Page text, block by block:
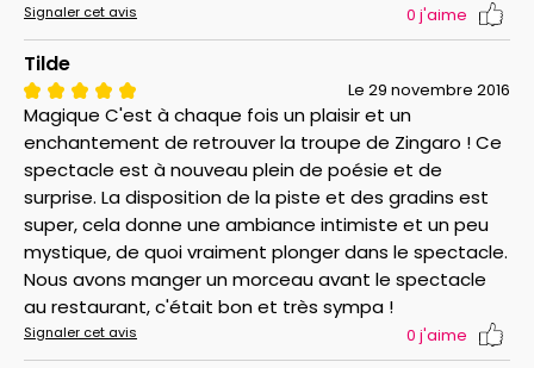
Signaler cet avis 0 j'aime
Tilde
Le 29 novembre 2016
Magique C'est à chaque fois un plaisir et un
enchantement de retrouver la troupe de Zingaro ! Ce
spectacle est à nouveau plein de poésie et de
surprise. La disposition de la piste et des gradins est
super, cela donne une ambiance intimiste et un peu
mystique, de quoi vraiment plonger dans le spectacle.
Nous avons manger un morceau avant le spectacle
au restaurant, c'était bon et très sympa !
Signaler cet avis 0 j'aime